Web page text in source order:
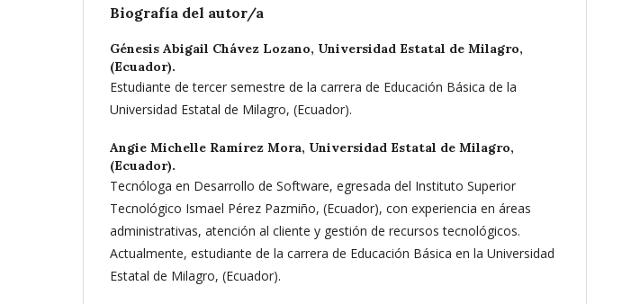
Biografía del autor/a
Génesis Abigail Chávez Lozano, Universidad Estatal de Milagro,
(Ecuador).
Estudiante de tercer semestre de la carrera de Educación Básica de la
Universidad Estatal de Milagro, (Ecuador).
Angie Michelle Ramírez Mora, Universidad Estatal de Milagro,
(Ecuador).
Tecnóloga en Desarrollo de Software, egresada del Instituto Superior
Tecnológico Ismael Pérez Pazmiño, (Ecuador), con experiencia en áreas
administrativas, atención al cliente y gestión de recursos tecnológicos.
Actualmente, estudiante de la carrera de Educación Básica en la Universidad
Estatal de Milagro, (Ecuador).